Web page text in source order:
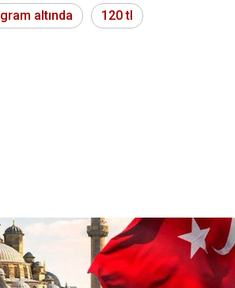
gram altında 120 tl